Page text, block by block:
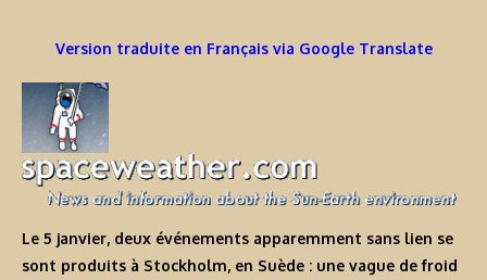
Version traduite en Français via Google Translate
Le 5 janvier, deux événements apparemment sans lien se
sont produits à Stockholm, en Suède : une vague de froid